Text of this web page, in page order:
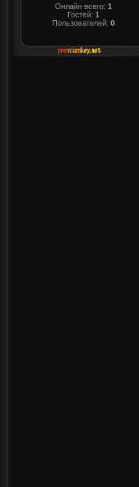
Онлайн всего: 1
Гостей: 1
Пользователей: 0